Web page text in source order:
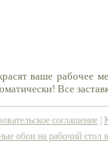
ваше рабочее
Все
соглашение
обои на рабочий стол